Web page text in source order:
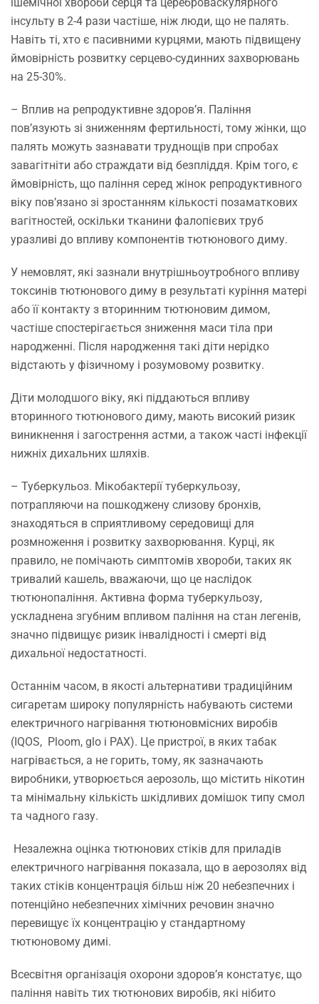
інсульту в 2-4 рази частіше, ніж люди, що не палять.
Навіть ті, хто є пасивними курцями, мають підвищену
ймовірність розвитку серцево-судинних захворювань
на 25-30%.
– Вплив на репродуктивне здоров’я. Паління
пов’язують зі зниженням фертильності, тому жінки, що
палять можуть зазнавати труднощів при спробах
завагітніти або страждати від безпліддя. Крім того, є
ймовірність, що паління серед жінок репродуктивного
віку пов’язано зі зростанням кількості позаматкових
вагітностей, оскільки тканини фалопієвих труб
уразливі до впливу компонентів тютюнового диму.
У немовлят, які зазнали внутрішньоутробного впливу
токсинів тютюнового диму в результаті куріння матері
або її контакту з вторинним тютюновим димом,
частіше спостерігається зниження маси тіла при
народженні. Після народження такі діти нерідко
відстають у фізичному і розумовому розвитку.
Діти молодшого віку, які піддаються впливу
вторинного тютюнового диму, мають високий ризик
виникнення і загострення астми, а також часті інфекції
нижніх дихальних шляхів.
– Туберкульоз. Мікобактерії туберкульозу,
потрапляючи на пошкоджену слизову бронхів,
знаходяться в сприятливому середовищі для
розмноження і розвитку захворювання. Курці, як
правило, не помічають симптомів хвороби, таких як
тривалий кашель, вважаючи, що це наслідок
тютюнопаління. Активна форма туберкульозу,
ускладнена згубним впливом паління на стан легенів,
значно підвищує ризик інвалідності і смерті від
дихальної недостатності.
Останнім часом, в якості альтернативи традиційним
сигаретам широку популярність набувають системи
електричного нагрівання тютюновмісних виробів
(ІQOS, Ploom, glo і PAX). Це пристрої, в яких табак
нагрівається, а не горить, тому, як зазначають
виробники, утворюється аерозоль, що містить нікотин
та мінімальну кількість шкідливих домішок типу смол
та чадного газу.
Незалежна оцінка тютюнових стіків для приладів
електричного нагрівання показала, що в аерозолях від
таких стіків концентрація більш ніж 20 небезпечних і
потенційно небезпечних хімічних речовин значно
перевищує їх концентрацію у стандартному
тютюновому димі.
Всесвітня організація охорони здоров’я констатує, що
паління навіть тих тютюнових виробів, які нібито